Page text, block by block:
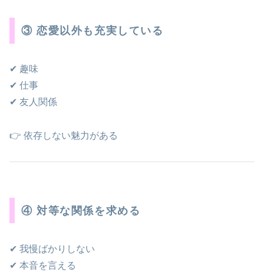
③ 恋愛以外も充実している
✔ 趣味
✔ 仕事
✔ 友人関係
👉 依存しない魅力がある
④ 対等な関係を求める
✔ 我慢ばかりしない
✔ 本音を言える